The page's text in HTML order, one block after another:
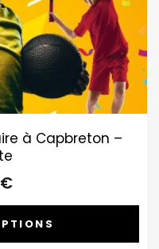
à Capbreton –
€